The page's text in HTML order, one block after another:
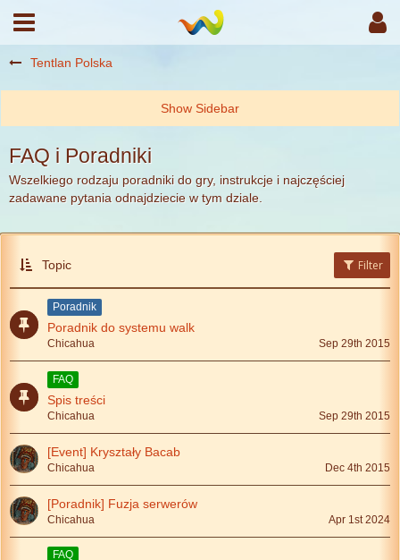
Tentlan Polska
FAQ i Poradniki
Wszelkiego rodzaju poradniki do gry, instrukcje i najczęściej
zadawane pytania odnajdziecie w tym dziale.
Topic Filter
Poradnik
Poradnik do systemu walk
Chicahua Sep 29th 2015
FAQ
Spis treści
Chicahua Sep 29th 2015
[Event] Kryształy Bacab
Chicahua Dec 4th 2015
[Poradnik] Fuzja serwerów
Chicahua Apr 1st 2024
FAQ